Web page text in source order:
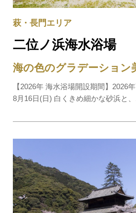
二位ノ浜海水浴場
海の色のグラデーション
【2026年 海水浴場開設期間】2026
8月16日(日) 白くきめ細かな砂浜と
美しいビーチで、全国で最も水質が
萩・長門エリア